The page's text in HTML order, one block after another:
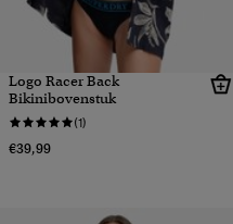
Logo Racer Back
Bikinibovenstuk
(1)
€39,99